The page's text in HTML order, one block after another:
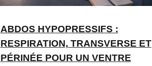
ABDOS HYPOPRESSIFS :
RESPIRATION, TRANSVERSE ET
PÉRINÉE POUR UN VENTRE